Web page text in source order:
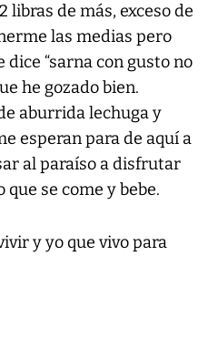
libras de más, exceso de
las medias pero
“sarna con gusto no
he gozado bien.
aburrida lechuga y
esperan para de aquí a
al paraíso a disfrutar
se come y bebe.
y yo que vivo para